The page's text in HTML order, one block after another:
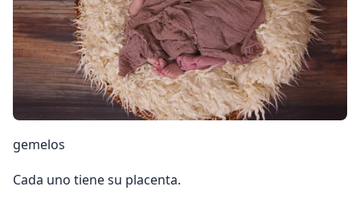
gemelos
Cada uno tiene su placenta.